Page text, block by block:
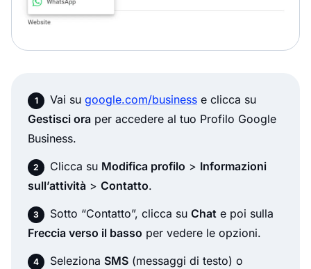
Vai su google.com/business e clicca su
Gestisci ora per accedere al tuo Profilo Google
Business.
Clicca su Modifica profilo > Informazioni
sull’attività > Contatto.
Sotto “Contatto”, clicca su Chat e poi sulla
Freccia verso il basso per vedere le opzioni.
Seleziona SMS (messaggi di testo) o